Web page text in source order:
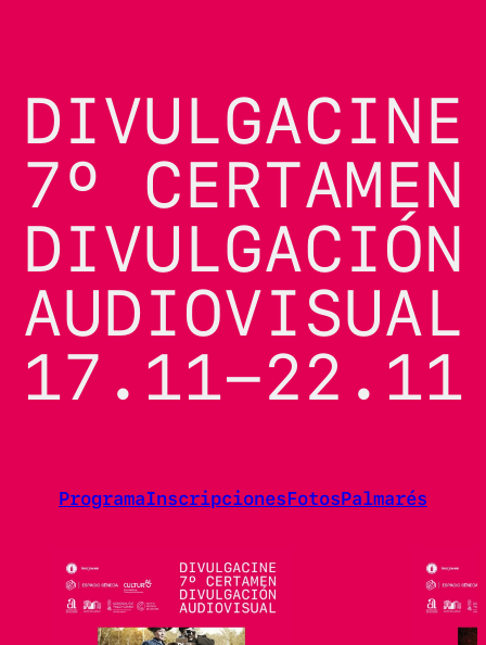
DIVULGACINE
7º CERTAMEN
DIVULGACIÓN
AUDIOVISUAL
17.11-22.11
ProgramaInscripcionesFotosPalmarés